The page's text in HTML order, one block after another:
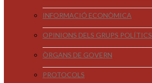
INFORMACIÓ ECONÒMICA
OPINIONS DELS GRUPS POLÍTICS
ÒRGANS DE GOVERN
PROTOCOLS